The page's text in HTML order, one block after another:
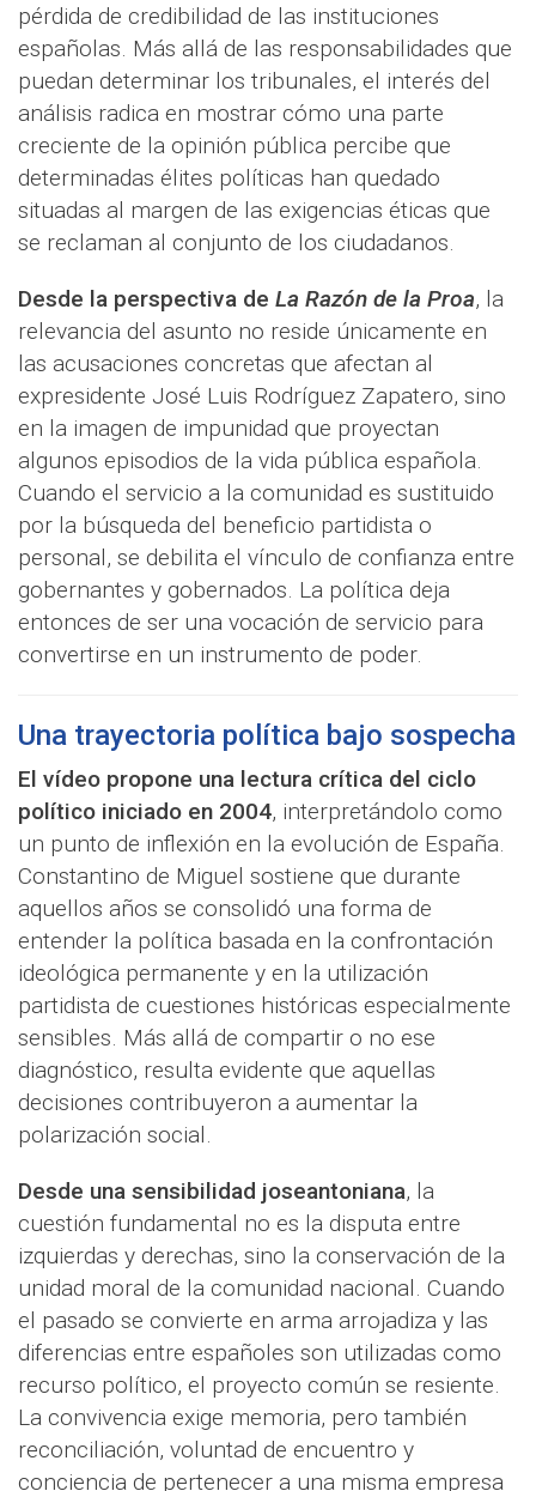
pérdida de credibilidad de las instituciones
españolas. Más allá de las responsabilidades que
puedan determinar los tribunales, el interés del
análisis radica en mostrar cómo una parte
creciente de la opinión pública percibe que
determinadas élites políticas han quedado
situadas al margen de las exigencias éticas que
se reclaman al conjunto de los ciudadanos.
Desde la perspectiva de La Razón de la Proa, la
relevancia del asunto no reside únicamente en
las acusaciones concretas que afectan al
expresidente José Luis Rodríguez Zapatero, sino
en la imagen de impunidad que proyectan
algunos episodios de la vida pública española.
Cuando el servicio a la comunidad es sustituido
por la búsqueda del beneficio partidista o
personal, se debilita el vínculo de confianza entre
gobernantes y gobernados. La política deja
entonces de ser una vocación de servicio para
convertirse en un instrumento de poder.
Una trayectoria política bajo sospecha
El vídeo propone una lectura crítica del ciclo
político iniciado en 2004, interpretándolo como
un punto de inflexión en la evolución de España.
Constantino de Miguel sostiene que durante
aquellos años se consolidó una forma de
entender la política basada en la confrontación
ideológica permanente y en la utilización
partidista de cuestiones históricas especialmente
sensibles. Más allá de compartir o no ese
diagnóstico, resulta evidente que aquellas
decisiones contribuyeron a aumentar la
polarización social.
Desde una sensibilidad joseantoniana, la
cuestión fundamental no es la disputa entre
izquierdas y derechas, sino la conservación de la
unidad moral de la comunidad nacional. Cuando
el pasado se convierte en arma arrojadiza y las
diferencias entre españoles son utilizadas como
recurso político, el proyecto común se resiente.
La convivencia exige memoria, pero también
reconciliación, voluntad de encuentro y
conciencia de pertenecer a una misma empresa